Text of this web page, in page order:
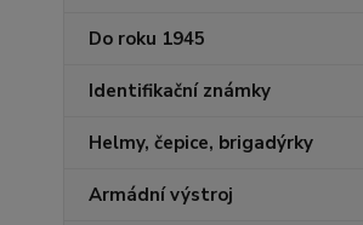
Do roku 1945
Identifikační známky
Helmy, čepice, brigadýrky
Armádní výstroj